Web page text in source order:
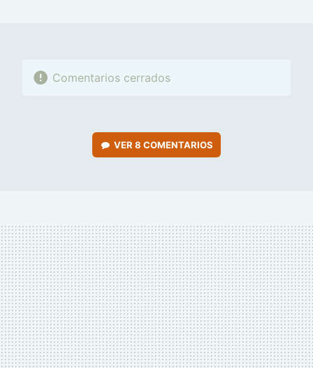
Comentarios cerrados
VER 8 COMENTARIOS